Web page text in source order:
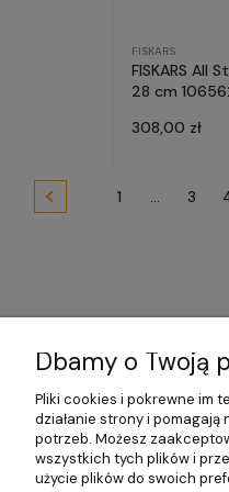
FISKARS
FISKARS All
28 cm
308,00 zł
1 ... 3
Dbamy o Twoją
Pliki cookies i pokrewne im
działanie strony i
potrzeb. Możesz
wszystkich tych plików i
użycie plików do swoich